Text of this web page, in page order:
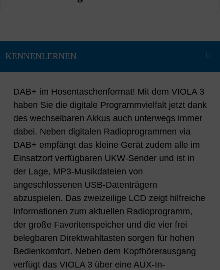
DAB+ im Hosentaschenformat! Mit dem VIOLA 3
haben Sie die digitale Programmvielfalt jetzt dank
des wechselbaren Akkus auch unterwegs immer
dabei. Neben digitalen Radioprogrammen via
DAB+ empfängt das kleine Gerät zudem alle im
Einsatzort verfügbaren UKW-Sender und ist in
der Lage, MP3-Musikdateien von
angeschlossenen USB-Datenträgern
abzuspielen. Das zweizeilige LCD zeigt hilfreiche
Informationen zum aktuellen Radioprogramm,
der große Favoritenspeicher und die vier frei
belegbaren Direktwahltasten sorgen für hohen
Bedienkomfort. Neben dem Kopfhörerausgang
verfügt das VIOLA 3 über eine AUX-In-